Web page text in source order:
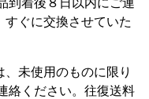
到着後８日以内にご連
ぐに交換させていた
未使用のものに限り
絡ください。往復送料